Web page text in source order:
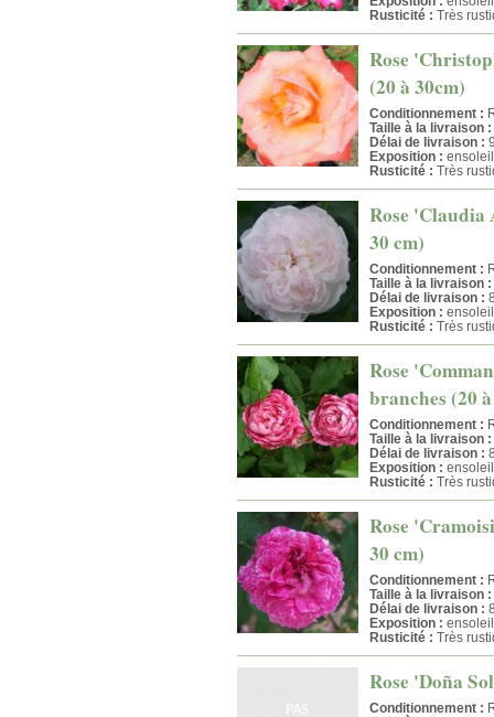
Rusticité : Très
Rose
(20 à 30cm)
Conditionnement :
Taille à la livraison :
Délai de livraison :
Exposition :
Rusticité : Très
Rose 'Claudia
30 cm)
Conditionnement :
Taille à la livraison :
Délai de livraison :
Exposition :
Rusticité : Très
Rose
branches (20
Conditionnement :
Taille à la livraison :
Délai de livraison :
Exposition :
Rusticité : Très
Rose
30 cm)
Conditionnement :
Taille à la livraison :
Délai de livraison :
Exposition :
Rusticité : Très
Rose 'Doña
Conditionnement :